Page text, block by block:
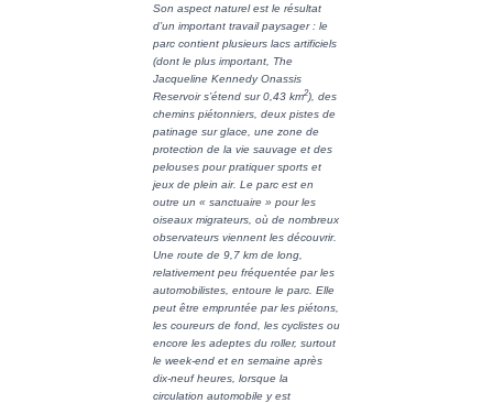
Son aspect naturel est le résultat
d’un important travail paysager : le
parc contient plusieurs lacs artificiels
(dont le plus important, The
Jacqueline Kennedy Onassis
Reservoir s’étend sur0,43 km2), des
chemins piétonniers, deux pistes de
patinage sur glace, une zone de
protection de la vie sauvage et des
pelouses pour pratiquer sports et
jeux de plein air. Le parc est en
outre un « sanctuaire » pour les
oiseaux migrateurs, où de nombreux
observateurs viennent les découvrir.
Une route de 9,7 km de long,
relativement peu fréquentée par les
automobilistes, entoure le parc. Elle
peut être empruntée par les piétons,
les coureurs de fond, les cyclistes ou
encore les adeptes du roller, surtout
le week-end et en semaine après
dix-neuf heures, lorsque la
circulation automobile y est